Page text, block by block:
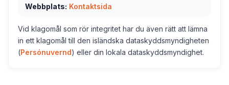
Webbplats: Kontaktsida
Vid klagomål som rör integritet har du även rätt att lämna
in ett klagomål till den isländska dataskyddsmyndigheten
(Persónuvernd) eller din lokala dataskyddsmyndighet.